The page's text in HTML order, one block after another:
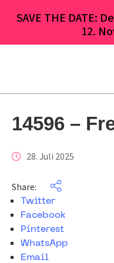
SAVE THE DATE:
12.
14596 –
28. Juli 2025
Share:
Twitter
Facebook
Pinterest
WhatsApp
Email